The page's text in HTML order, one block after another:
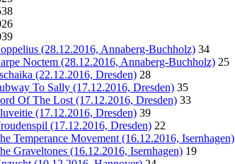
(28.12.2016, Annaberg-Buchholz) 34
Noctem (28.12.2016, Annaberg-Buchholz) 25
(22.12.2016, Dresden) 28
To Sally (17.12.2016, Dresden) 35
Of The Lost (17.12.2016, Dresden) 33
(17.12.2016, Dresden) 39
(17.12.2016, Dresden) 22
Temperance Movement (16.12.2016, Isernhagen)
Graveltones (16.12.2016, Isernhagen) 19